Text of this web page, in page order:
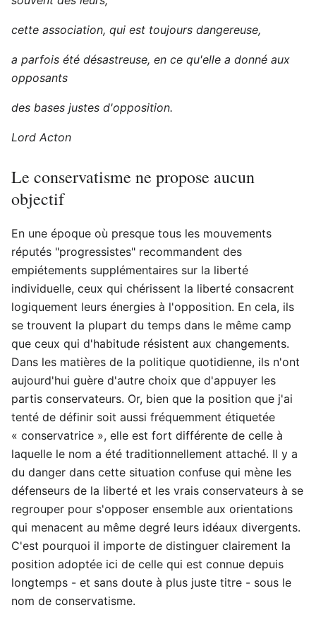
cette association, qui est toujours dangereuse,
a parfois été désastreuse, en ce qu'elle a donné aux
opposants
des bases justes d'opposition.
Lord Acton
Le conservatisme ne propose aucun
objectif
En une époque où presque tous les mouvements
réputés "progressistes" recommandent des
empiétements supplémentaires sur la liberté
individuelle, ceux qui chérissent la liberté consacrent
logiquement leurs énergies à l'opposition. En cela, ils
se trouvent la plupart du temps dans le même camp
que ceux qui d'habitude résistent aux changements.
Dans les matières de la politique quotidienne, ils n'ont
aujourd'hui guère d'autre choix que d'appuyer les
partis conservateurs. Or, bien que la position que j'ai
tenté de définir soit aussi fréquemment étiquetée
« conservatrice », elle est fort différente de celle à
laquelle le nom a été traditionnellement attaché. Il y a
du danger dans cette situation confuse qui mène les
défenseurs de la liberté et les vrais conservateurs à se
regrouper pour s'opposer ensemble aux orientations
qui menacent au même degré leurs idéaux divergents.
C'est pourquoi il importe de distinguer clairement la
position adoptée ici de celle qui est connue depuis
longtemps - et sans doute à plus juste titre - sous le
nom de conservatisme.